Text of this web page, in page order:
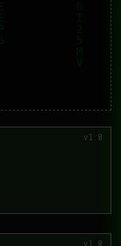
v1.0